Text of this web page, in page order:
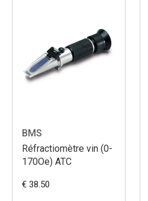
BMS
Réfractiomètre vin (0-
170Oe) ATC
€ 38.50